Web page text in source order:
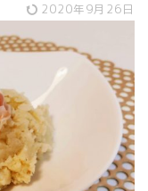
2020年9月26日